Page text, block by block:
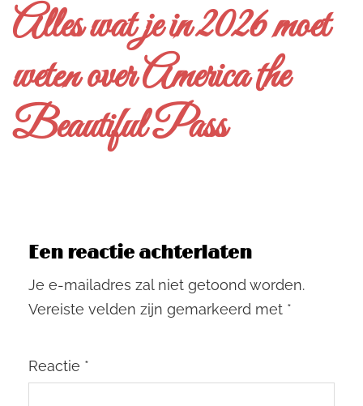
Alles wat je in 2026 moet
weten over America the
Beautiful Pass
Een reactie achterlaten
Je e-mailadres zal niet getoond worden.
Vereiste velden zijn gemarkeerd met *
Reactie *